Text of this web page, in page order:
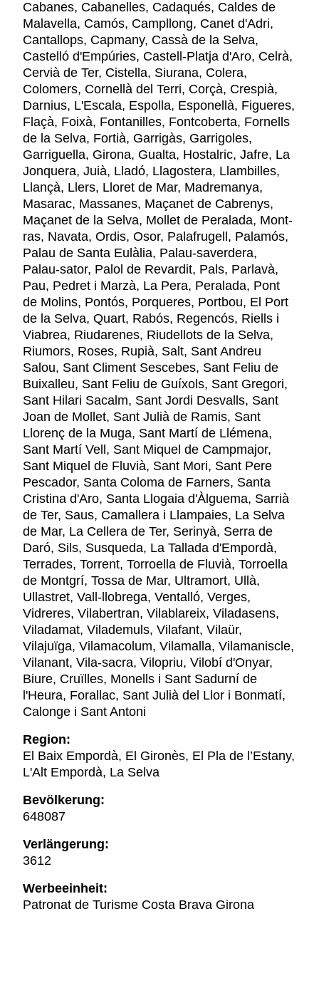
Cabanes, Cabanelles, Cadaqués, Caldes de
Malavella, Camós, Campllong, Canet d'Adri,
Cantallops, Capmany, Cassà de la Selva,
Castelló d'Empúries, Castell-Platja d'Aro, Celrà,
Cervià de Ter, Cistella, Siurana, Colera,
Colomers, Cornellà del Terri, Corçà, Crespià,
Darnius, L'Escala, Espolla, Esponellà, Figueres,
Flaçà, Foixà, Fontanilles, Fontcoberta, Fornells
de la Selva, Fortià, Garrigàs, Garrigoles,
Garriguella, Girona, Gualta, Hostalric, Jafre, La
Jonquera, Juià, Lladó, Llagostera, Llambilles,
Llançà, Llers, Lloret de Mar, Madremanya,
Masarac, Massanes, Maçanet de Cabrenys,
Maçanet de la Selva, Mollet de Peralada, Mont-
ras, Navata, Ordis, Osor, Palafrugell, Palamós,
Palau de Santa Eulàlia, Palau-saverdera,
Palau-sator, Palol de Revardit, Pals, Parlavà,
Pau, Pedret i Marzà, La Pera, Peralada, Pont
de Molins, Pontós, Porqueres, Portbou, El Port
de la Selva, Quart, Rabós, Regencós, Riells i
Viabrea, Riudarenes, Riudellots de la Selva,
Riumors, Roses, Rupià, Salt, Sant Andreu
Salou, Sant Climent Sescebes, Sant Feliu de
Buixalleu, Sant Feliu de Guíxols, Sant Gregori,
Sant Hilari Sacalm, Sant Jordi Desvalls, Sant
Joan de Mollet, Sant Julià de Ramis, Sant
Llorenç de la Muga, Sant Martí de Llémena,
Sant Martí Vell, Sant Miquel de Campmajor,
Sant Miquel de Fluvià, Sant Mori, Sant Pere
Pescador, Santa Coloma de Farners, Santa
Cristina d'Aro, Santa Llogaia d'Àlguema, Sarrià
de Ter, Saus, Camallera i Llampaies, La Selva
de Mar, La Cellera de Ter, Serinyà, Serra de
Daró, Sils, Susqueda, La Tallada d'Empordà,
Terrades, Torrent, Torroella de Fluvià, Torroella
de Montgrí, Tossa de Mar, Ultramort, Ullà,
Ullastret, Vall-llobrega, Ventalló, Verges,
Vidreres, Vilabertran, Vilablareix, Viladasens,
Viladamat, Vilademuls, Vilafant, Vilaür,
Vilajuïga, Vilamacolum, Vilamalla, Vilamaniscle,
Vilanant, Vila-sacra, Vilopriu, Vilobí d'Onyar,
Biure, Cruïlles, Monells i Sant Sadurní de
l'Heura, Forallac, Sant Julià del Llor i Bonmatí,
Calonge i Sant Antoni
Region:
El Baix Empordà, El Gironès, El Pla de l’Estany,
L'Alt Empordà, La Selva
Bevölkerung:
648087
Verlängerung:
3612
Werbeeinheit:
Patronat de Turisme Costa Brava Girona